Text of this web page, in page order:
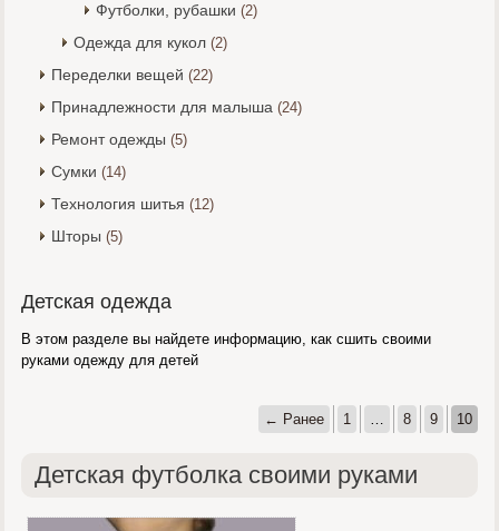
Футболки, рубашки (2)
Одежда для кукол (2)
Переделки вещей (22)
Принадлежности для малыша (24)
Ремонт одежды (5)
Сумки (14)
Технология шитья (12)
Шторы (5)
Детская одежда
В этом разделе вы найдете информацию, как сшить своими
руками одежду для детей
← Ранее 1 … 8 9 10
Детская футболка своими руками